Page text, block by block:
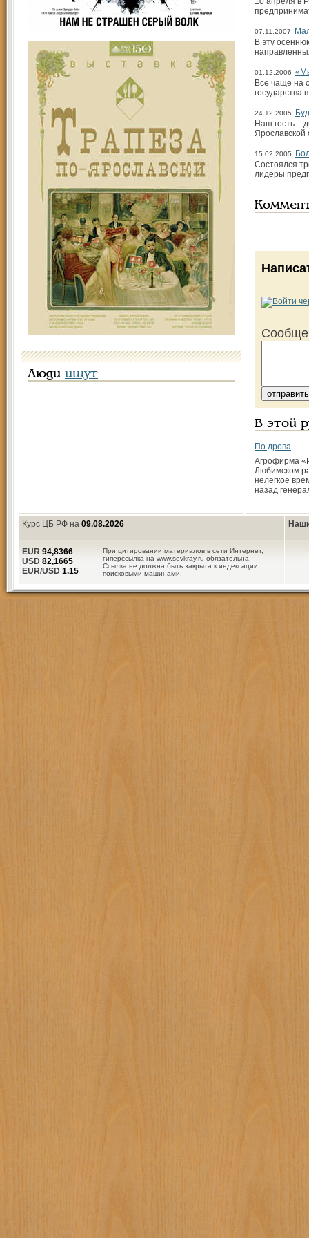
Люди ищут
07.11.2007
В эту
01.12.2006
Все чаще на
государства
24.12.2005
Наш гость –
Ярославской
15.02.2005
Состоялся
лидеры
В этой
По дрова
Агрофирма
Любимском
нелегкое
назад
Курс ЦБ РФ на 09.08.2026
При цитировании материалов в сети Интернет,
гиперссылка на www.sevkray.ru обязательна.
Ссылка не должна быть закрыта к индексации
поисковыми машинами.
EUR 94,8366
USD 82,1665
EUR/USD 1.15